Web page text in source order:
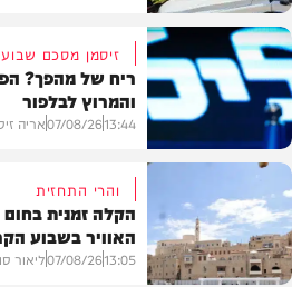
בארץ
פוליטי
זיסמן מסכם שבוע
ריח של מהפך?
והמרוץ לבלפור
13:44
07/08/26אריה
והרי התחזית
הקלה זמנית
האוויר בשבוע
13:05
07/08/26ליאור